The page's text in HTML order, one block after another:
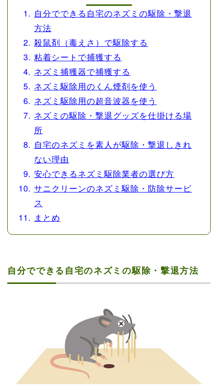
自分でできる自宅のネズミの駆除・撃退
方法
殺鼠剤（毒えさ）で駆除する
粘着シートで捕獲する
ネズミ捕獲器で捕獲する
ネズミ駆除用のくん煙剤を使う
ネズミ駆除用の超音波器を使う
ネズミの駆除・撃退グッズを仕掛ける場
所
自宅のネズミを素人が駆除・撃退しきれ
ない理由
安心できるネズミ駆除業者の選び方
サニクリーンのネズミ駆除・防除サービ
ス
まとめ
自分でできる自宅のネズミの駆除・撃退方法